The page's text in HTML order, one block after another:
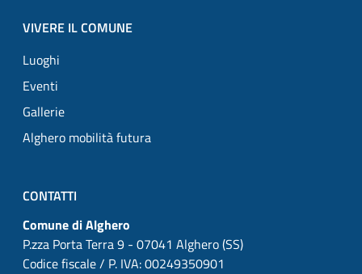
VIVERE IL COMUNE
Luoghi
Eventi
Gallerie
Alghero mobilità futura
CONTATTI
Comune di Alghero
P.zza Porta Terra 9 - 07041 Alghero (SS)
Codice fiscale / P. IVA: 00249350901